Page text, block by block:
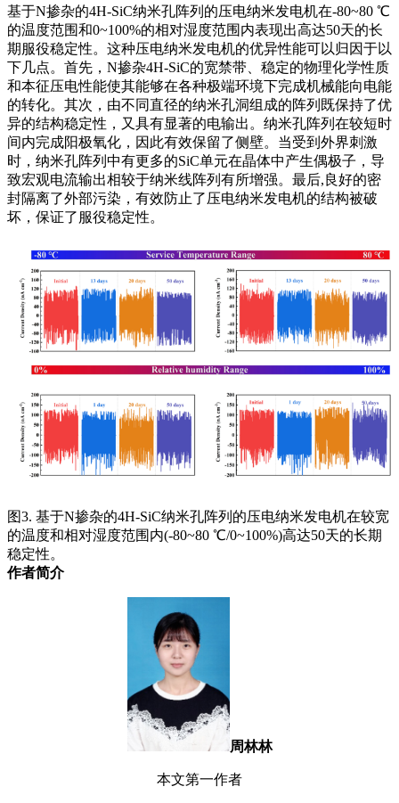
基于N掺杂的4H-SiC纳米孔阵列的压电纳米发电机在-80~80 ℃
的温度范围和0~100%的相对湿度范围内表现出高达50天的长
期服役稳定性。这种压电纳米发电机的优异性能可以归因于以
下几点。首先，N掺杂4H-SiC的宽禁带、稳定的物理化学性质
和本征压电性能使其能够在各种极端环境下完成机械能向电能
的转化。其次，由不同直径的纳米孔洞组成的阵列既保持了优
异的结构稳定性，又具有显著的电输出。纳米孔阵列在较短时
间内完成阳极氧化，因此有效保留了侧壁。当受到外界刺激
时，纳米孔阵列中有更多的SiC单元在晶体中产生偶极子，导
致宏观电流输出相较于纳米线阵列有所增强。最后,良好的密
封隔离了外部污染，有效防止了压电纳米发电机的结构被破
坏，保证了服役稳定性。
图3. 基于N掺杂的4H-SiC纳米孔阵列的压电纳米发电机在较宽
的温度和相对湿度范围内(-80~80 ℃/0~100%)高达50天的长期
稳定性。
作者简介
周林林
本文第一作者